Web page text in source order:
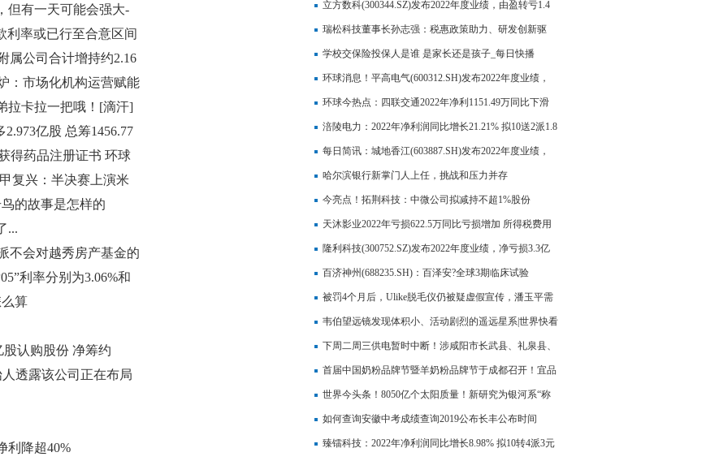
但有一天可能会强大-
利率或已行至合意区间
属公司合计增持约2.16
：市场化机构运营赋能
拉卡拉一把哦！[滴汗]
亿股 总筹1456.77
得药品注册证书 环球
复兴：半决赛上演米
的故事是怎样的
...
不会对越秀房产基金的
闻利率分别为3.06%和
算
股认购股份 净筹约
透露该公司正在布局
利降超40%
是假的吗？好歹有过分拆……_世界快看
立方数科(300344.SZ)发布2022年度业绩，由盈转亏1.4
亿元
瑞松科技董事长孙志强：税惠政策助力、研发创新驱
动，从无到有的“企业高质量发展”之路 环球看点
学校交保险投保人是谁 是家长还是孩子_每日快播
环球消息！平高电气(600312.SH)发布2022年度业绩，
净利润2.12亿元，同比增长199.68%，拟10派0.55元
环球今热点：四联交通2022年净利1151.49万同比下滑
47.17% 直接销售项目毛利率较低
涪陵电力：2022年净利润同比增长21.21% 拟10送2派1.8
元
每日简讯：城地香江(603887.SH)发布2022年度业绩，
扭亏为盈至259.42万元
哈尔滨银行新掌门人上任，挑战和压力并存
今亮点！拓荆科技：中微公司拟减持不超1%股份
天沐影业2022年亏损622.5万同比亏损增加 所得税费用
调增 天天微头条
隆利科技(300752.SZ)发布2022年度业绩，净亏损3.3亿
元
百济神州(688235.SH)：百泽安?全球3期临床试验
RATIONALE 305达到主要终点
被罚4个月后，Ulike脱毛仪仍被疑虚假宣传，潘玉平需
重视用户反馈
韦伯望远镜发现体积小、活动剧烈的遥远星系|世界快看
点
下周二周三供电暂时中断！涉咸阳市长武县、礼泉县、
淳化县、乾县、泾阳县这些区域 视焦点讯
首届中国奶粉品牌节暨羊奶粉品牌节于成都召开！宜品
乳业一举斩获四大奖项！
世界今头条！8050亿个太阳质量！新研究为银河系“称
重”
如何查询安徽中考成绩查询2019公布长丰公布时间
臻镭科技：2022年净利润同比增长8.98% 拟10转4派3元